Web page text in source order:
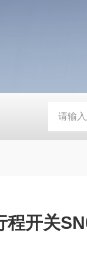
料ZK2-ZSEA-A *
程开关